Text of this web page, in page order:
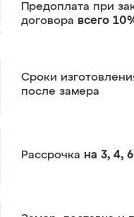
Предоплата при
договора всего
Сроки
после замера
Рассрочка на 3, 4,